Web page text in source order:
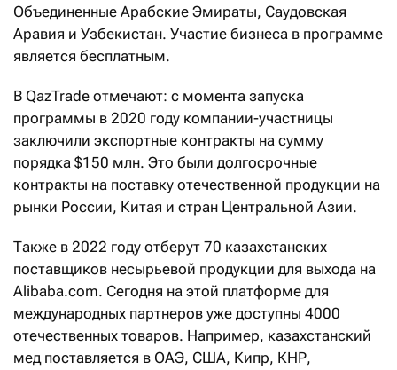
Объединенные Арабские Эмираты, Саудовская
Аравия и Узбекистан. Участие бизнеса в программе
является бесплатным.
В QazTrade отмечают: с момента запуска
программы в 2020 году компании-участницы
заключили экспортные контракты на сумму
порядка $150 млн. Это были долгосрочные
контракты на поставку отечественной продукции на
рынки России, Китая и стран Центральной Азии.
Также в 2022 году отберут 70 казахстанских
поставщиков несырьевой продукции для выхода на
Alibaba.com. Сегодня на этой платформе для
международных партнеров уже доступны 4000
отечественных товаров. Например, казахстанский
мед поставляется в ОАЭ, США, Кипр, КНР,